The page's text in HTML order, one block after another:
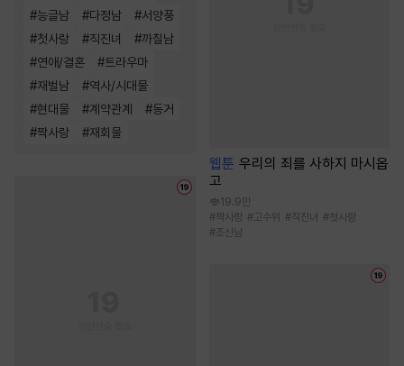
#능글남 #다정남 #서양풍
#첫사랑 #직진녀 #까칠남
#연애/결혼 #트라우마
#재벌남 #역사/시대물
#현대물 #계약관계 #동거
#짝사랑 #재회물
웹툰 우리의 죄를 사하지 마시옵
고
19.9만
#짝사랑 #고수위 #직진녀 #첫사랑
#조신남